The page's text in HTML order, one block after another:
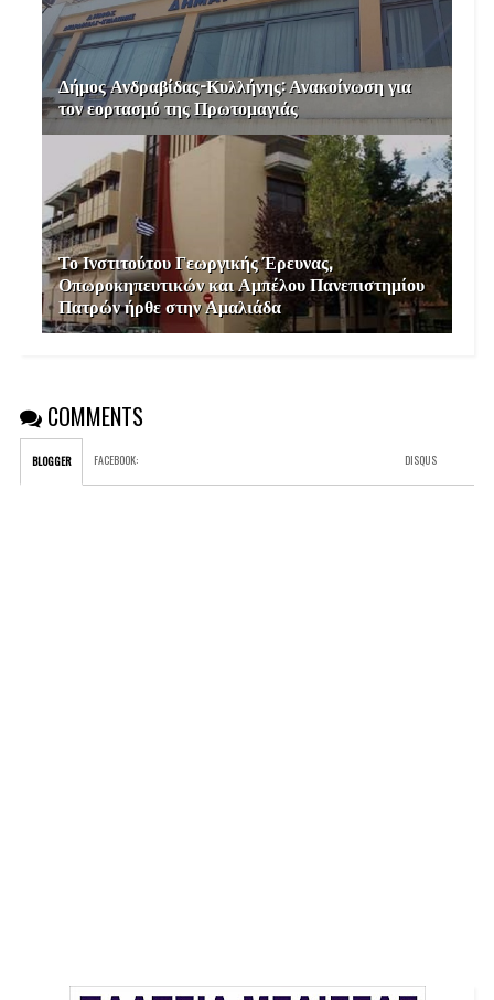
Δήμος Ανδραβίδας-Κυλλήνης: Ανακοίνωση για
τον εορτασμό της Πρωτομαγιάς
Το Ινστιτούτου Γεωργικής Έρευνας,
Οπωροκηπευτικών και Αμπέλου Πανεπιστημίου
Πατρών ήρθε στην Αμαλιάδα
COMMENTS
BLOGGER FACEBOOK: DISQUS